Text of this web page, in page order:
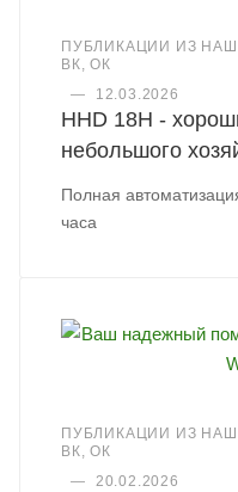
ПУБЛИКАЦИИ ИЗ
ВК, ОК
—
12.03.2026
HHD 18H -
небольшого
Полная
часа
ПУБЛИКАЦИИ ИЗ
ВК, ОК
—
20.02.2026